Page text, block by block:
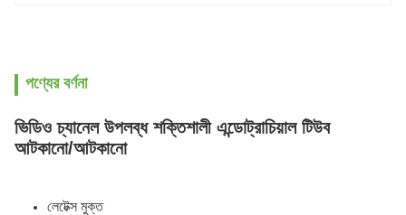
পণ্যের বর্ণনা
ভিডিও চ্যানেল উপলব্ধ শক্তিশালী এন্ডোট্রাচিয়াল টিউব
আটকানো/আটকানো
লেটেক্স মুক্ত